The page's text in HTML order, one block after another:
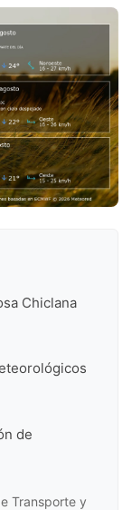
Chiclana
de
Transporte y